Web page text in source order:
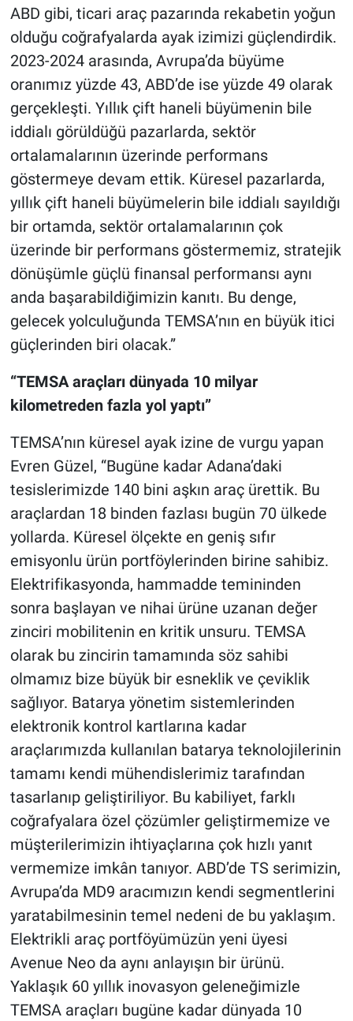
ABD gibi, ticari araç pazarında rekabetin yoğun
olduğu coğrafyalarda ayak izimizi güçlendirdik.
2023-2024 arasında, Avrupa’da büyüme
oranımız yüzde 43, ABD’de ise yüzde 49 olarak
gerçekleşti. Yıllık çift haneli büyümenin bile
iddialı görüldüğü pazarlarda, sektör
ortalamalarının üzerinde performans
göstermeye devam ettik. Küresel pazarlarda,
yıllık çift haneli büyümelerin bile iddialı sayıldığı
bir ortamda, sektör ortalamalarının çok
üzerinde bir performans göstermemiz, stratejik
dönüşümle güçlü finansal performansı aynı
anda başarabildiğimizin kanıtı. Bu denge,
gelecek yolculuğunda TEMSA’nın en büyük itici
güçlerinden biri olacak.”
“TEMSA araçları dünyada 10 milyar
kilometreden fazla yol yaptı”
TEMSA’nın küresel ayak izine de vurgu yapan
Evren Güzel, “Bugüne kadar Adana’daki
tesislerimizde 140 bini aşkın araç ürettik. Bu
araçlardan 18 binden fazlası bugün 70 ülkede
yollarda. Küresel ölçekte en geniş sıfır
emisyonlu ürün portföylerinden birine sahibiz.
Elektrifikasyonda, hammadde temininden
sonra başlayan ve nihai ürüne uzanan değer
zinciri mobilitenin en kritik unsuru. TEMSA
olarak bu zincirin tamamında söz sahibi
olmamız bize büyük bir esneklik ve çeviklik
sağlıyor. Batarya yönetim sistemlerinden
elektronik kontrol kartlarına kadar
araçlarımızda kullanılan batarya teknolojilerinin
tamamı kendi mühendislerimiz tarafından
tasarlanıp geliştiriliyor. Bu kabiliyet, farklı
coğrafyalara özel çözümler geliştirmemize ve
müşterilerimizin ihtiyaçlarına çok hızlı yanıt
vermemize imkân tanıyor. ABD’de TS serimizin,
Avrupa’da MD9 aracımızın kendi segmentlerini
yaratabilmesinin temel nedeni de bu yaklaşım.
Elektrikli araç portföyümüzün yeni üyesi
Avenue Neo da aynı anlayışın bir ürünü.
Yaklaşık 60 yıllık inovasyon geleneğimizle
TEMSA araçları bugüne kadar dünyada 10